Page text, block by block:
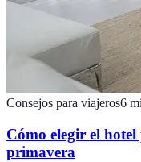
Consejos para viajeros6
Cómo elegir el
primavera